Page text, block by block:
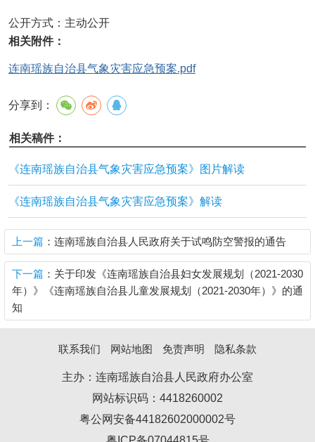
公开方式： 主动公开
相关附件：
连南瑶族自治县气象灾害应急预案.pdf
分享到：
相关稿件：
《连南瑶族自治县气象灾害应急预案》图片解读
《连南瑶族自治县气象灾害应急预案》解读
上一篇 ：连南瑶族自治县人民政府关于试鸣防空警报的通告
下一篇 ：关于印发《连南瑶族自治县妇女发展规划（2021-2030
年）》《连南瑶族自治县儿童发展规划（2021-2030年）》的通
知
联系我们 网站地图 免责声明 隐私条款
主办：连南瑶族自治县人民政府办公室
网站标识码：4418260002
粤公网安备44182602000002号